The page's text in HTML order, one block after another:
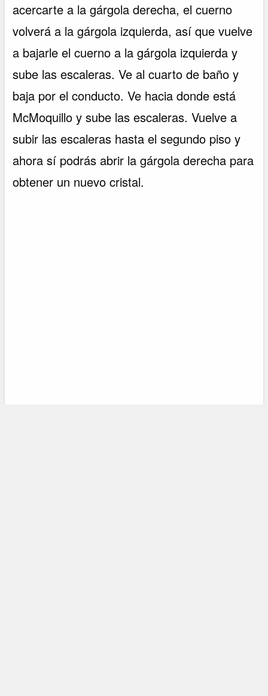
acercarte a la gárgola derecha, el cuerno
volverá a la gárgola izquierda, así que vuelve
a bajarle el cuerno a la gárgola izquierda y
sube las escaleras. Ve al cuarto de baño y
baja por el conducto. Ve hacia donde está
McMoquillo y sube las escaleras. Vuelve a
subir las escaleras hasta el segundo piso y
ahora sí podrás abrir la gárgola derecha para
obtener un nuevo cristal.